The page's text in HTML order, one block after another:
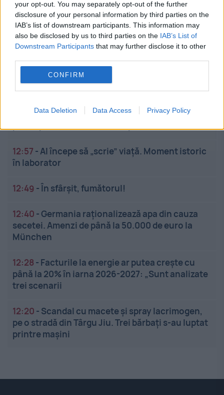
your opt-out. You may separately opt-out of the further
disclosure of your personal information by third parties on the
IAB’s list of downstream participants. This information may
also be disclosed by us to third parties on the IAB’s List of
Downstream Participants that may further disclose it to other
CONFIRM
Data Deletion Data Access Privacy Policy
13:32-Imediat după catastrofa de la Cernobîl,
manifestațiile de 1 Mai s-au ținut în sală!
Taifunul Dolphin lovește China. Peste un
milion de oameni au fost evacuați
-Ce se întâmplă cu banii din conturile de
12:57 -AI începe să „scrie” viață. Moment istoric
în laborator
12:49 -În sfârșit, fumătorul!
12:40 -Germania raționalizează apa din cauza
secetei. Amenzi de până la 50.000 de euro la
München
12:28 - Facturile la energie ar putea crește cu
până la 20% în iarna 2026-2027: „Sunt analizate
trei scenarii
12:20 - Scandal cu macete și spray lacrimogen,
pe o stradă din Târgu Jiu. Trei bărbați s-au luptat
printre mașini